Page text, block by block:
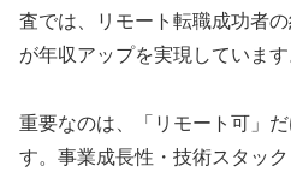
査では、リモート転職成功者
が年収アップを実現しています
重要なのは、「リモート可」
す。事業成長性・技術スタッ